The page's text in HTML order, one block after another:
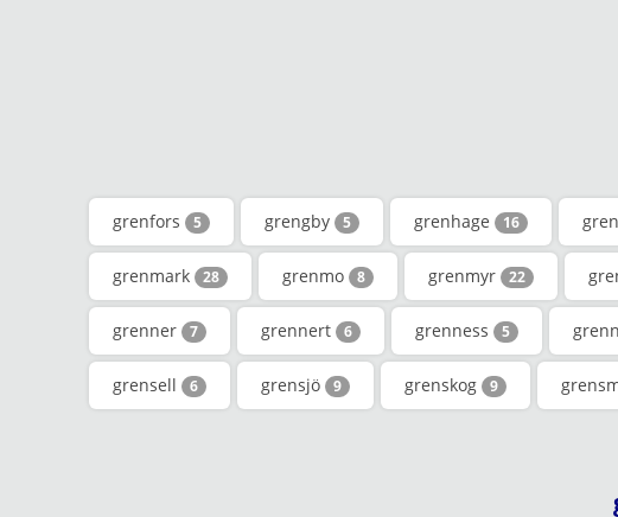
grenfors 5 grengby 5 grenhage 16
grenmark 28 grenmo 8 grenmyr 22
grenner 7 grennert 6 grenness 5
grensell 6 grensjö 9 grenskog 9